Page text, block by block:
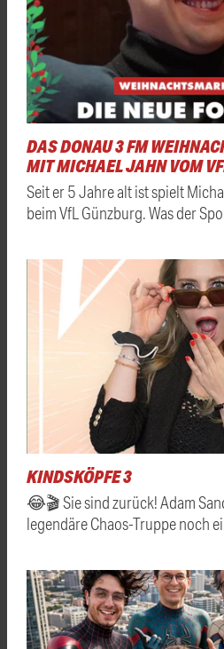
DAS DONAU 3 FM
MIT MICHAEL JAHN VOM
Seit er 5 Jahre alt ist spielt
beim VfL Günzburg. Was der
KINDSKÖPFE 3
😂🎬 Sie sind zurück! Adam
legendäre Chaos-Truppe noch